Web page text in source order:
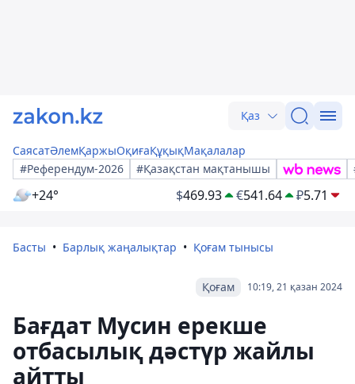
Қаз
СаясатӘлемҚаржыОқиғаҚұқықМақалалар
#Референдум-2026
#Қазақстан мақтанышы
+24° $469.93 €541.64 ₽5.71
Басты Барлық жаңалықтар Қоғам тынысы
10:19, 21 қазан 2024
Қоғам
Бағдат Мусин ерекше
отбасылық дәстүр жайлы
айтты